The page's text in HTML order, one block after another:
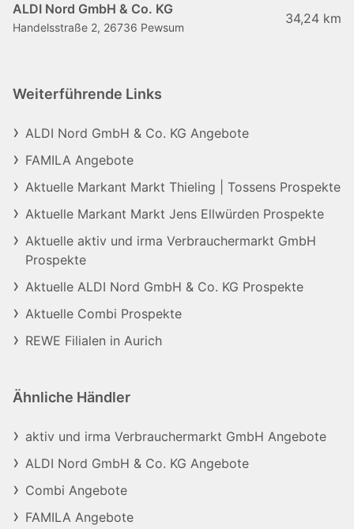
ALDI Nord GmbH & Co. KG
Handelsstraße 2, 26736 Pewsum
34,24 km
Weiterführende Links
ALDI Nord GmbH & Co. KG Angebote
FAMILA Angebote
Aktuelle Markant Markt Thieling | Tossens Prospekte
Aktuelle Markant Markt Jens Ellwürden Prospekte
Aktuelle aktiv und irma Verbrauchermarkt GmbH
Prospekte
Aktuelle ALDI Nord GmbH & Co. KG Prospekte
Aktuelle Combi Prospekte
REWE Filialen in Aurich
Ähnliche Händler
aktiv und irma Verbrauchermarkt GmbH Angebote
ALDI Nord GmbH & Co. KG Angebote
Combi Angebote
FAMILA Angebote